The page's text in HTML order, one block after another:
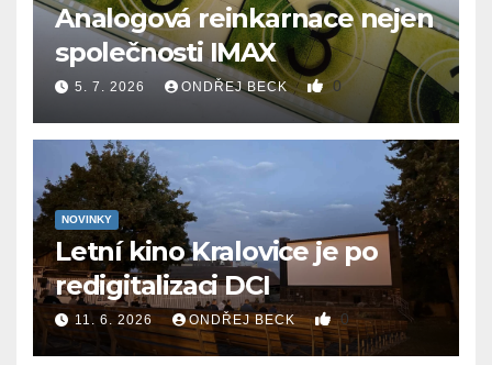
Analogová reinkarnace nejen
společnosti IMAX
5. 7. 2026 ONDŘEJ BECK 0
NOVINKY
Letní kino Kralovice je po
redigitalizaci DCI
11. 6. 2026 ONDŘEJ BECK 0